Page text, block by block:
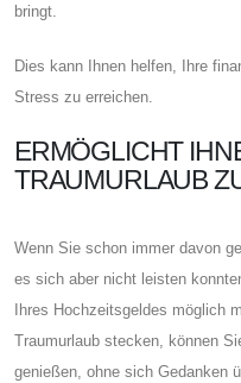
bringt.
Dies kann Ihnen helfen, Ihre
Stress zu erreichen.
ERMÖGLICHT
TRAUMURLAUB
Wenn Sie schon immer davon
es sich aber nicht leisten
Ihres Hochzeitsgeldes möglich
Traumurlaub stecken, können
genießen, ohne sich Gedanken